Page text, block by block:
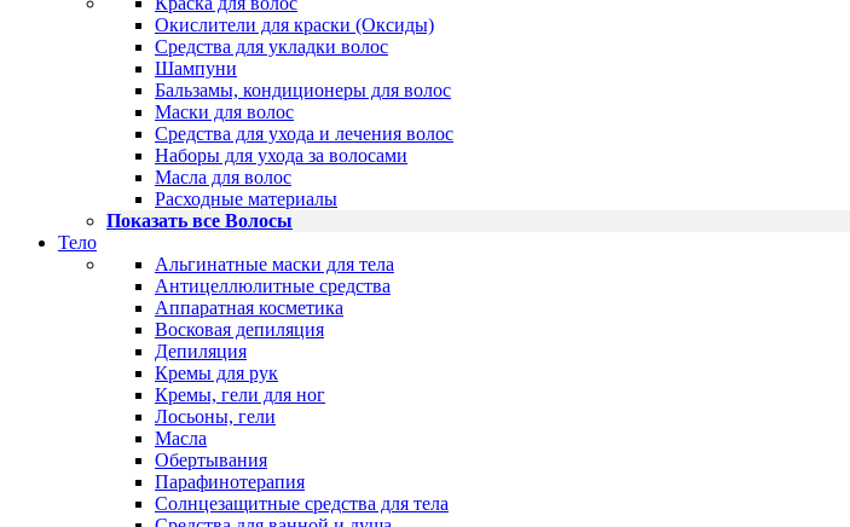
Окислители для краски (Оксиды)
Средства для укладки волос
Шампуни
Бальзамы, кондиционеры для волос
Маски для волос
Средства для ухода и лечения волос
Наборы для ухода за волосами
Масла для волос
Расходные материалы
Показать все Волосы
Тело
Альгинатные маски для тела
Антицеллюлитные средства
Аппаратная косметика
Восковая депиляция
Депиляция
Кремы для рук
Кремы, гели для ног
Лосьоны, гели
Масла
Обертывания
Парафинотерапия
Солнцезащитные средства для тела